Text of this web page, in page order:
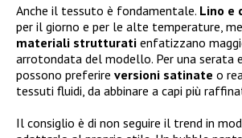
Anche il tessuto è fondamentale. Lino e
per il giorno e per le alte temperature,
materiali strutturati enfatizzano
arrotondata del modello. Per una serata
possono preferire versioni satinate o
tessuti fluidi, da abbinare a capi più
Il consiglio è di non seguire il trend in